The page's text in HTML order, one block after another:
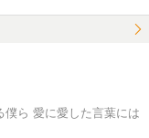
ら 愛に愛した言葉には